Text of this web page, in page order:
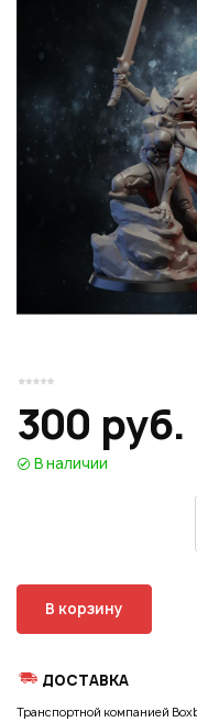
300 руб.
В наличии
В корзину
ДОСТАВКА
Транспортной компанией
ВОЙТИ ЧЕРЕЗ
Нажимая на кнопку
Нажимая на кнопку
Или войти через соц
ВОЙТИ
Нажимая на кнопку